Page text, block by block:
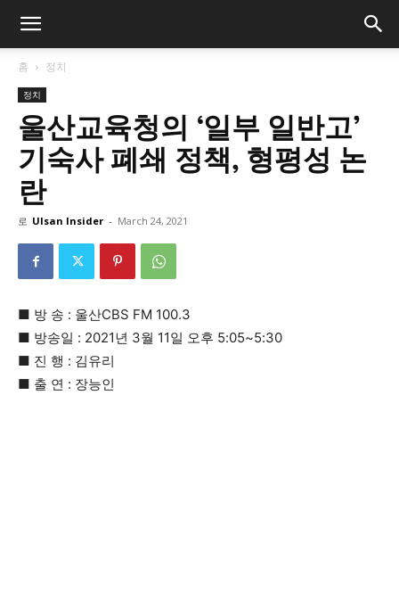
홈 정치
정치
울산교육청의 ‘일부 일반고’
기숙사 폐쇄 정책, 형평성 논
란
로 Ulsan Insider - March 24, 2021
■ 방 송 : 울산CBS FM 100.3
■ 방송일 : 2021년 3월 11일 오후 5:05~5:30
■ 진 행 : 김유리
■ 출 연 : 장능인